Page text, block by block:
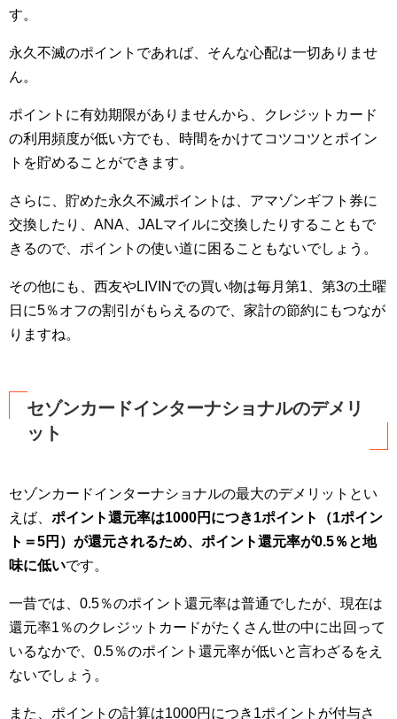
す。
永久不滅のポイントであれば、そんな心配は一切ありませ
ん。
ポイントに有効期限がありませんから、クレジットカード
の利用頻度が低い方でも、時間をかけてコツコツとポイン
トを貯めることができます。
さらに、貯めた永久不滅ポイントは、アマゾンギフト券に
交換したり、ANA、JALマイルに交換したりすることもで
きるので、ポイントの使い道に困ることもないでしょう。
その他にも、西友やLIVINでの買い物は毎月第1、第3の土曜
日に5％オフの割引がもらえるので、家計の節約にもつなが
りますね。
セゾンカードインターナショナルのデメリ
ット
セゾンカードインターナショナルの最大のデメリットとい
えば、 ポイント還元率は1000円につき1ポイント（1ポイン
ト＝5円）が還元されるため、ポイント還元率が0.5％と地
味に低いです。
一昔では、0.5％のポイント還元率は普通でしたが、現在は
還元率1％のクレジットカードがたくさん世の中に出回って
いるなかで、0.5％のポイント還元率が低いと言わざるをえ
ないでしょう。
また、ポイントの計算は1000円につき1ポイントが付与さ